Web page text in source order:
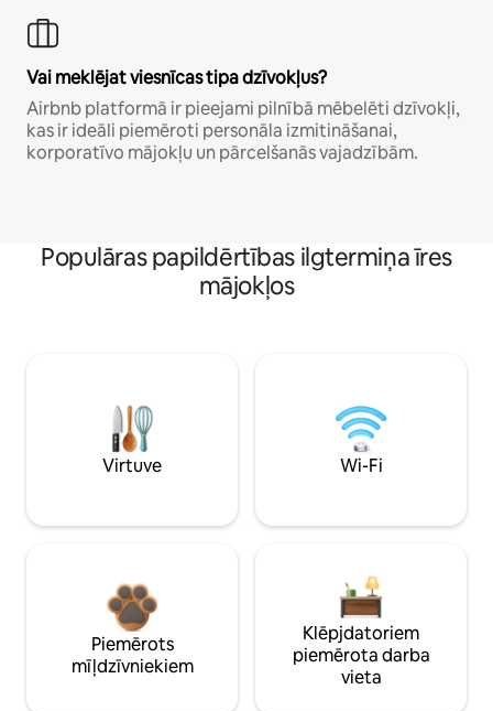
Vai meklējat viesnīcas tipa dzīvokļus?
Airbnb platformā ir pieejami pilnībā mēbelēti dzīvokļi,
kas ir ideāli piemēroti personāla izmitināšanai,
korporatīvo mājokļu un pārcelšanās vajadzībām.
Populāras papildērtības ilgtermiņa īres
mājokļos
Virtuve Wi-Fi
Piemērots
mīļdzīvniekiem
Klēpjdatoriem
piemērota darba
vieta